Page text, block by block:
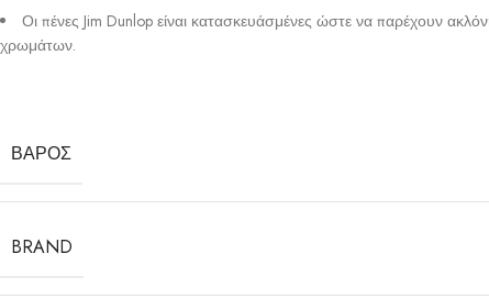
Οι πένες Jim Dunlop είναι κατασκευάσμένες ώστε να παρέχουν
χρωμάτων.
ΒΆΡΟΣ
BRAND